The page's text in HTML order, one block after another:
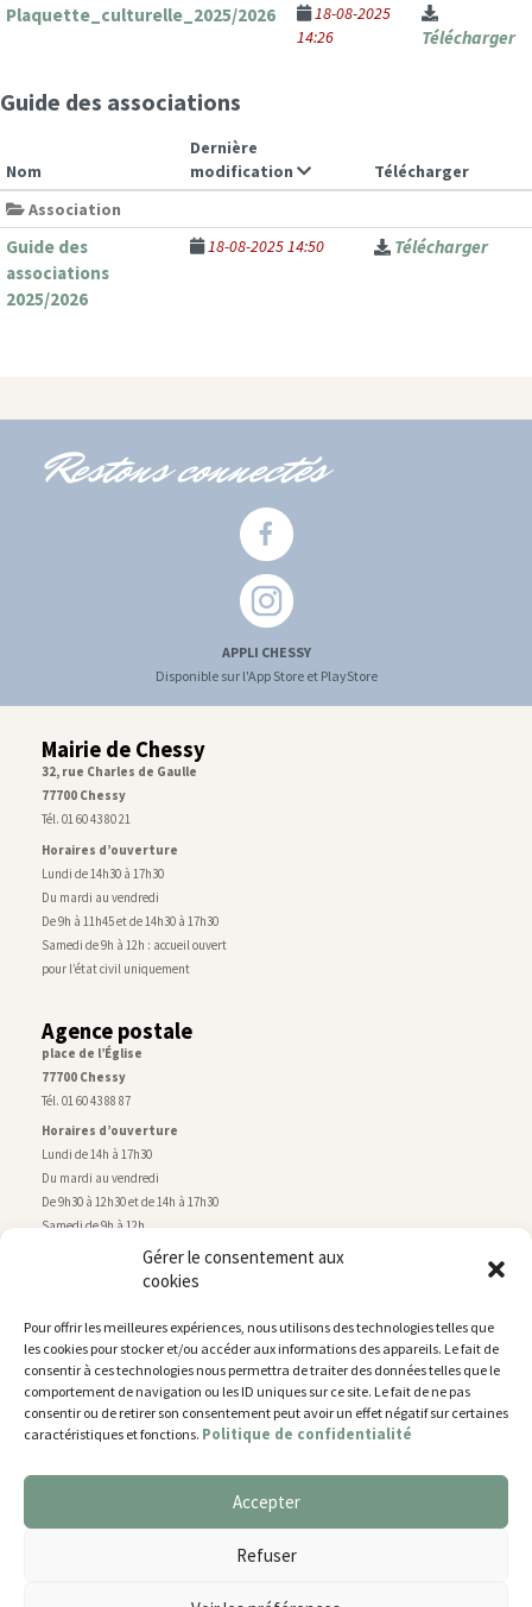
Gérer le consentement aux
cookies
Pour offrir les meilleures expériences, nous utilisons des technologies telles que
les cookies pour stocker et/ou accéder aux informations des appareils. Le fait de
consentir à ces technologies nous permettra de traiter des données telles que le
comportement de navigation ou les ID uniques sur ce site. Le fait de ne pas
consentir ou de retirer son consentement peut avoir un effet négatif sur certaines
caractéristiques et fonctions. Politique de confidentialité
Accepter
Refuser
Plaquette_culturelle_2025/2026
18-08-2025
14:26
Télécharger
Guide des associations
Nom
Dernière
modification
Télécharger
Association
Guide des
associations
2025/2026
18-08-2025 14:50 Télécharger
Restons connectés
APPLI CHESSY
Disponible sur l'App Store et PlayStore
Mairie de Chessy
32, rue Charles de Gaulle
77700 Chessy
Tél. 01 60 43 80 21
Horaires d’ouverture
Lundi de 14h30 à 17h30
Du mardi au vendredi
De 9h à 11h45 et de 14h30 à 17h30
Samedi de 9h à 12h : accueil ouvert
pour l’état civil uniquement
Agence postale
place de l’Église
77700 Chessy
Tél. 01 60 43 88 87
Horaires d’ouverture
Lundi de 14h à 17h30
Du mardi au vendredi
De 9h30 à 12h30 et de 14h à 17h30
Samedi de 9h à 12h
Service technique
rue de Montry–77700 Chessy
Tél. 01 60 43 52 63
Horaires d’ouverture
Lundi, mardi et jeudi
De 9h à 11h45 et de 14h30 à 17h30
Nous utilisons des cookies pour vous offrir la meilleure
You can find out more about which cookies we are using or